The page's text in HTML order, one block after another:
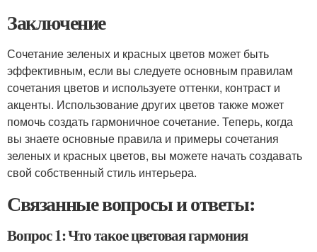
Заключение
Сочетание зеленых и красных цветов может быть
эффективным, если вы следуете основным правилам
сочетания цветов и используете оттенки, контраст и
акценты. Использование других цветов также может
помочь создать гармоничное сочетание. Теперь, когда
вы знаете основные правила и примеры сочетания
зеленых и красных цветов, вы можете начать создавать
свой собственный стиль интерьера.
Связанные вопросы и ответы:
Вопрос 1: Что такое цветовая гармония